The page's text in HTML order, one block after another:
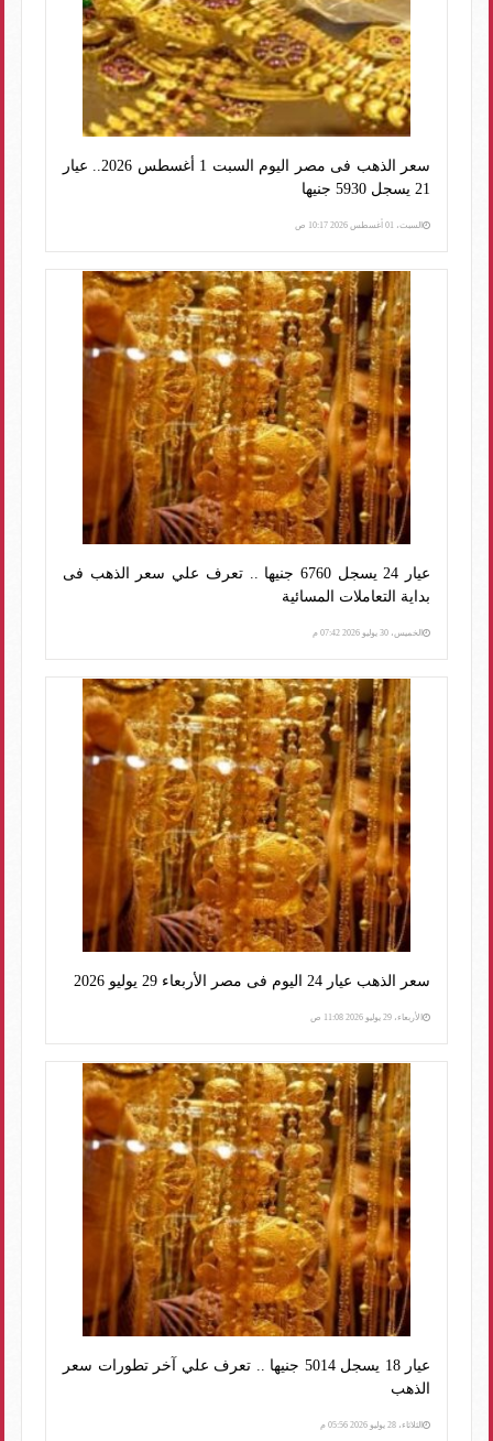
سعر الذهب فى مصر اليوم السبت 1 أغسطس 2026.. عيار
21 يسجل 5930 جنيها
السبت، 01 أغسطس 2026 10:17 ص
عيار 24 يسجل 6760 جنيها .. تعرف علي سعر الذهب فى
بداية التعاملات المسائية
الخميس، 30 يوليو 2026 07:42 م
سعر الذهب عيار 24 اليوم فى مصر الأربعاء 29 يوليو 2026
الأربعاء، 29 يوليو 2026 11:08 ص
عيار 18 يسجل 5014 جنيها .. تعرف علي آخر تطورات سعر
الذهب
الثلاثاء، 28 يوليو 2026 05:56 م